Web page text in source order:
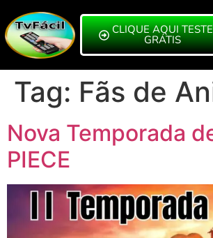
CLIQUE AQUI TESTE
GRÁTIS
Tag: Fãs de
Nova Temporada
PIECE